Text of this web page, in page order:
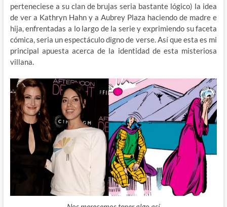
perteneciese a su clan de brujas seria bastante lógico) la idea
de ver a Kathryn Hahn y a Aubrey Plaza haciendo de madre e
hija, enfrentadas a lo largo de la serie y exprimiendo su faceta
cómica, seria un espectáculo digno de verse. Así que esta es mi
principal apuesta acerca de la identidad de esta misteriosa
villana.